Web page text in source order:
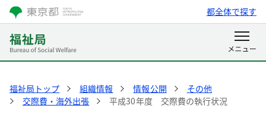
都全体で探す
福祉局トップ 組織情報 情報公開
その他
交際費・海外出張
平成30年度 交際費の執行状況